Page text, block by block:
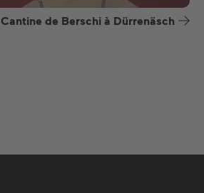
Cantine de Berschi à Dürrenäsch